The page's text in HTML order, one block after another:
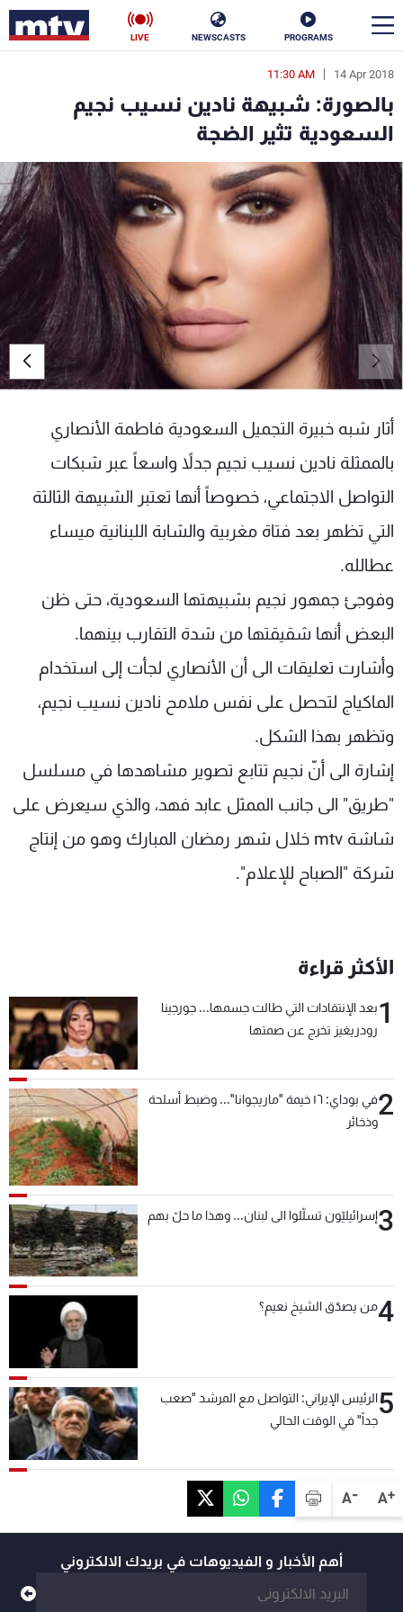
PROGRAMS
NEWSCASTS
LIVE
A+
A-
14 Apr 2018
11:30 AM
بالصورة: شبيهة نادين نسيب نجيم
السعودية تثير الضجة
أثار شبه خبيرة التجميل السعودية فاطمة الأنصاري
بالممثلة نادين نسيب نجيم جدلاً واسعاً عبر شبكات
التواصل الاجتماعي، خصوصاً أنها تعتبر الشبيهة الثالثة
التي تظهر بعد فتاة مغربية والشابة اللبنانية ميساء
عطالله.
وفوجئ جمهور نجيم بشبيهتها السعودية، حتى ظن
البعض أنها شقيقتها من شدة التقارب بينهما.
وأشارت تعليقات الى أن الأنصاري لجأت إلى استخدام
الماكياج لتحصل على نفس ملامح نادين نسيب نجيم،
وتظهر بهذا الشكل.
إشارة الى أنّ نجيم تتابع تصوير مشاهدها في مسلسل
"طريق" الى جانب الممثل عابد فهد، والذي سيعرض على
شاشة mtv خلال شهر رمضان المبارك وهو من إنتاج
شركة "الصباح للإعلام".
الأكثر قراءة
1بعد الإنتقادات التي طالت جسمها... جورجينا
رودريغيز تخرج عن صمتها
2
في بوداي: ١٦ خيمة "ماريجوانا"... وضبط أسلحة
وذخائر
3إسرائيليّون تسلّلوا الى لبنان... وهذا ما حلّ بهم
4من يصدّق الشيخ نعيم؟
5الرئيس الإيراني: التواصل مع المرشد "صعب
جداً" في الوقت الحالي
أهم الأخبار و الفيديوهات في بريدك الالكتروني
en
الأخبار
سياسة ناس
إقتصاد فن
منوعات رياضة
كأس العالم
البرامج
شاهد البرامج
عن MTV
الإنـتـاج
لاعلاناتكم
وظائف
تواصل معنا
شروط الإسـتخدام